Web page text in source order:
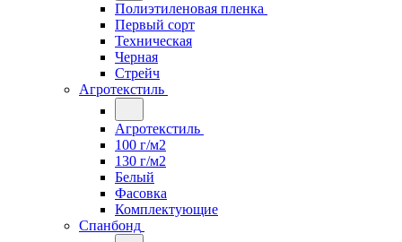
Полиэтиленовая пленка
Первый сорт
Техническая
Черная
Стрейч
Агротекстиль
Агротекстиль
100 г/м2
130 г/м2
Белый
Фасовка
Комплектующие
Спанбонд